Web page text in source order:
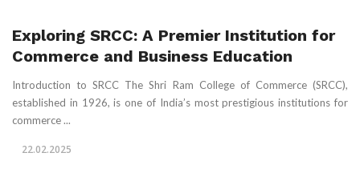
Exploring SRCC: A Premier Institution for
Commerce and Business Education
Introduction to SRCC The Shri Ram College of Commerce (SRCC),
established in 1926, is one of India’s most prestigious institutions for
commerce ...
22.02.2025